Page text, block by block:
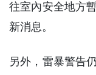
往室內安全地方
新消息。
另外，雷暴警告